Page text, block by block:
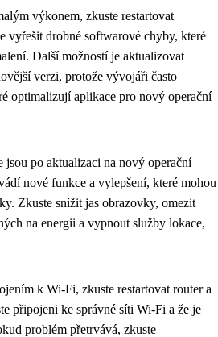
výkonem, zkuste restartovat
vyřešit drobné softwarové chyby, které
Další možností je aktualizovat
verzi, protože vývojáři často
optimalizují aplikace pro nový operační
jsou po aktualizaci na nový operační
nové funkce a vylepšení, které mohou
Zkuste snížit jas obrazovky, omezit
na energii a vypnout služby lokace,
k Wi-Fi, zkuste restartovat router a
připojeni ke správné síti Wi-Fi a že je
problém přetrvává, zkuste